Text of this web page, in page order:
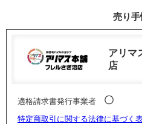
売り手
アリマ
店
適格請求書発行事業者 〇
特定商取引に関する法律に基づく